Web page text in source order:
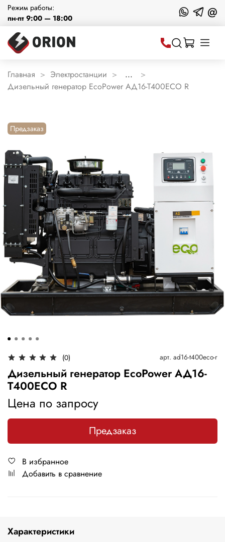
Режим работы:
пн-пт 9:00 — 18:00
@
Главная Электростанции
...
Дизельный генератор EcoPower АД16-T400ECO R
Предзаказ
(0) арт. ad16-t400eco-r
Дизельный генератор EcoPower АД16-
T400ECO R
Цена по запросу
Предзаказ
В избранное
Добавить в сравнение
Характеристики